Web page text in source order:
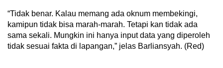
“Tidak benar. Kalau memang ada oknum membekingi,
kamipun tidak bisa marah-marah. Tetapi kan tidak ada
sama sekali. Mungkin ini hanya input data yang diperoleh
tidak sesuai fakta di lapangan,” jelas Barliansyah. (Red)